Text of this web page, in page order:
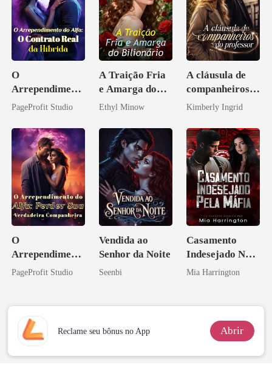
O
Arrependiment
o do Alfa: O
da Híbrida
PageProfit Studio
A Traição Fria
e Amarga do
Bilionário
Ethyl Minow
A cláusula de
companheiros
do professor
Kimberly Ingrid
O
Arrependiment
o do Alfa:
Companheira
PageProfit Studio
Vendida ao
Senhor da Noite
Seenbi
Casamento
Indesejado Na
Máfia
Mia Harrington
Reclame seu bônus no App Abrir